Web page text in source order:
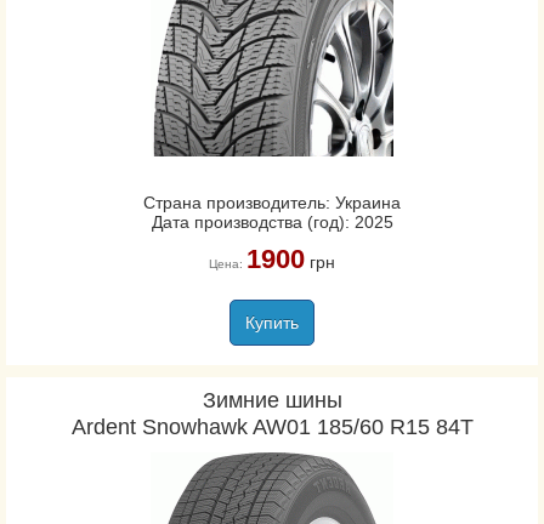
Страна производитель: Украина
Дата производства (год): 2025
Цена: 1900грн
Купить
Зимние шины
Ardent Snowhawk AW01 185/60 R15 84T